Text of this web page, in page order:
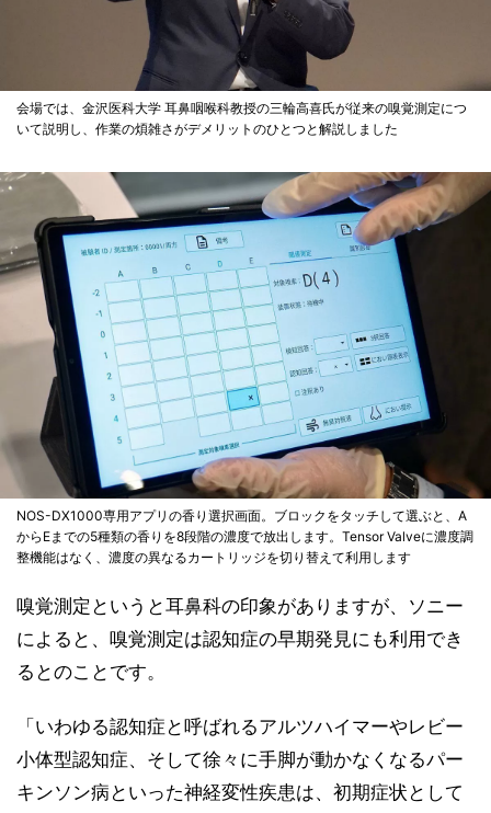
会場では、金沢医科大学 耳鼻咽喉科教授の三輪高喜氏が従来の嗅覚測定につ
いて説明し、作業の煩雑さがデメリットのひとつと解説しました
NOS-DX1000専用アプリの香り選択画面。ブロックをタッチして選ぶと、A
からEまでの5種類の香りを8段階の濃度で放出します。Tensor Valveに濃度調
整機能はなく、濃度の異なるカートリッジを切り替えて利用します
嗅覚測定というと耳鼻科の印象がありますが、ソニー
によると、嗅覚測定は認知症の早期発見にも利用でき
るとのことです。
「いわゆる認知症と呼ばれるアルツハイマーやレビー
小体型認知症、そして徐々に手脚が動かなくなるパー
キンソン病といった神経変性疾患は、初期症状として